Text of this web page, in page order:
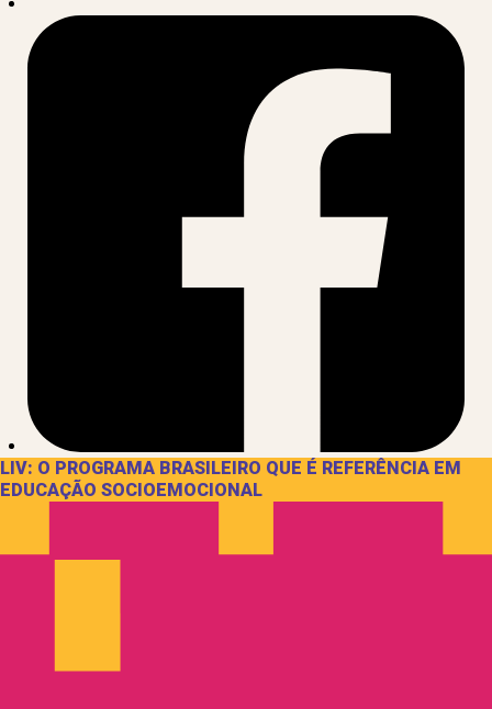
LIV: O PROGRAMA BRASILEIRO QUE É REFERÊNCIA EM
EDUCAÇÃO SOCIOEMOCIONAL